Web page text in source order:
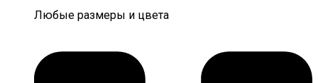
Любые размеры и цвета